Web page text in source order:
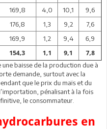
169,8 4,0 10,1
9,6
176,8 1,3 9,2
7,6
169,9 1,2 9,4 6,9
154,3 1,1 9,1 7,8
baisse de la production due à
demande, surtout avec la
que le prix du maïs et du
pénalisant à la fois
le consommateur.
en